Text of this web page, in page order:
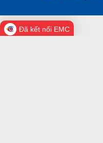
Đã kết nối EMC